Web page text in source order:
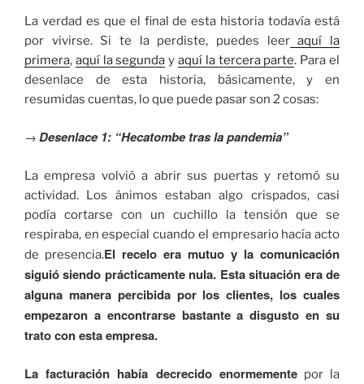
La verdad es que el final de esta historia todavía está
por vivirse. Si te la perdiste, puedes leeraquí la
primera, aquí la segunda yaquí la tercera parte. Para el
desenlace de esta historia, básicamente, y en
resumidas cuentas, lo que puede pasar son 2 cosas:
→ Desenlace 1: “Hecatombe tras la pandemia”
La empresa volvió a abrir sus puertas y retomó su
actividad. Los ánimos estaban algo crispados, casi
podía cortarse con un cuchillo la tensión que se
respiraba, en especial cuando el empresario hacía acto
de presencia.El recelo era mutuo y la comunicación
siguió siendo prácticamente nula. Esta situación era de
alguna manera percibida por los clientes, los cuales
empezaron a encontrarse bastante a disgusto en su
trato con esta empresa.
La facturación había decrecido enormementepor la